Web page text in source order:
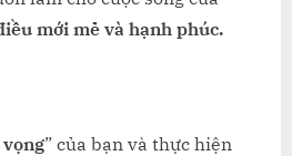
mới mẻ và hạnh phúc.
” của bạn và thực hiện